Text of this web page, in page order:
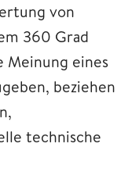
von
360 Grad
Meinung eines
beziehen
technische